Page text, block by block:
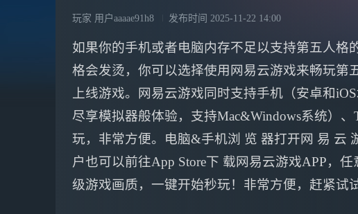
玩家 用户aaaae91h8 发布时间 2025-11-22 14:00
如果你的手机或者电脑内存不足以支持第五人格
格会发烫，你可以选择使用网易云游戏来畅玩第
上线游戏。网易云游戏同时支持手机（安卓和
尽享模拟器般体验，支持Mac&Windows系统）
玩，非常方便。电脑&手机浏 览 器打开网 易 云
户也可以前往App Store下 载网易云游戏APP，
级游戏画质，一键开始秒玩！非常方便，赶紧试